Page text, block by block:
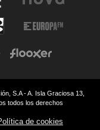
S.A - A. Isla Graciosa 13,
todos los derechos
de cookies